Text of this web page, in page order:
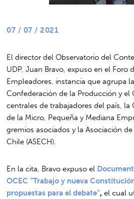
07 / 07 / 2021
El director del Observatorio del
UDP, Juan Bravo, expuso en el Foro
Empleadores, instancia que agrupa
Confederación de la Producción y el
centrales de trabajadores del país,
de la Micro, Pequeña y Mediana
gremios asociados y la Asociación
Chile (ASECH).
En la cita, Bravo expuso el
OCEC “Trabajo y nueva
propuestas para el debate”, el cual